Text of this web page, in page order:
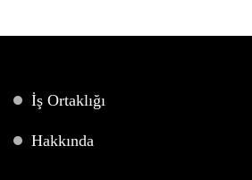
İş Ortaklığı
Hakkında